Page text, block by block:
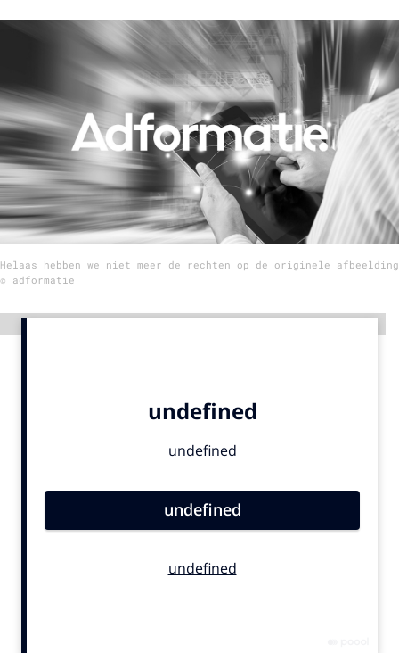
Menu
Home
9 sept: GenAI-training
12 nov: MarketingLive!
Adverteren
Events
Carriere
Helaas hebben we niet meer de rechten op de originele afbeelding
© adformatie